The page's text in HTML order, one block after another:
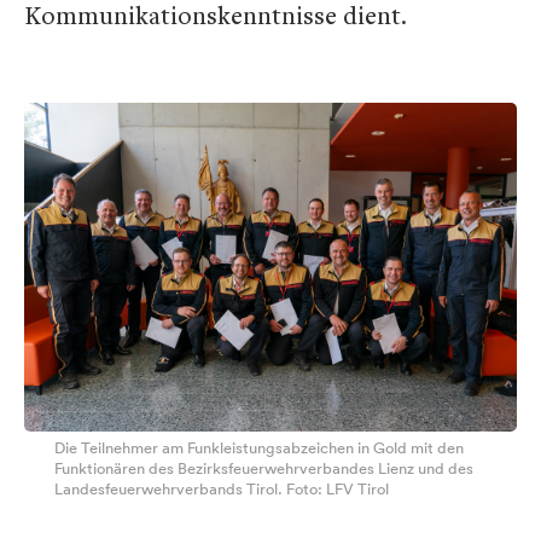
Kommunikationskenntnisse dient.
Die Teilnehmer am Funkleistungsabzeichen in Gold mit den
Funktionären des Bezirksfeuerwehrverbandes Lienz und des
Landesfeuerwehrverbands Tirol. Foto: LFV Tirol